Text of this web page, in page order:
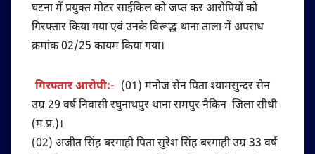
घटना में प्रयुक्त मोटर साईकिल को जप्त कर आरोपियों को
गिरफ्तार किया गया एवं उनके विरूद्ध थाना ताला में अपराध
क्रमांक 02/25 कायम किया गया।
गिरफ्तार आरोपी:- (01) मनोज सेन पिता श्यामसुन्दर सेन
उम्र 29 वर्ष निवासी रघुनाथपुर थाना रामपुर नैकिन जिला सीधी
(म.प्र.)।
(02) अजीत सिंह बरगाही पिता सुरेश सिंह बरगाही उम्र 33 वर्ष